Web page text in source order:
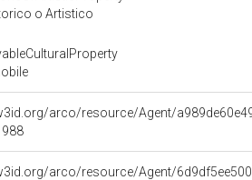
o Artistico
arco/resource/Agent/
arco/resource/Agent/